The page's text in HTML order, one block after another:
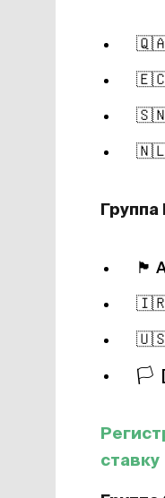
Группа
🏴󠁧󠁢󠁥󠁮󠁧󠁿
🏳️
ставку